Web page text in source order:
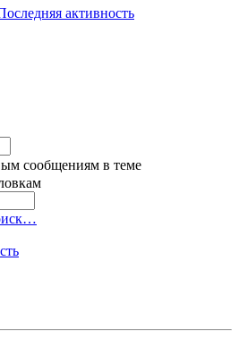
активность
сообщениям в теме